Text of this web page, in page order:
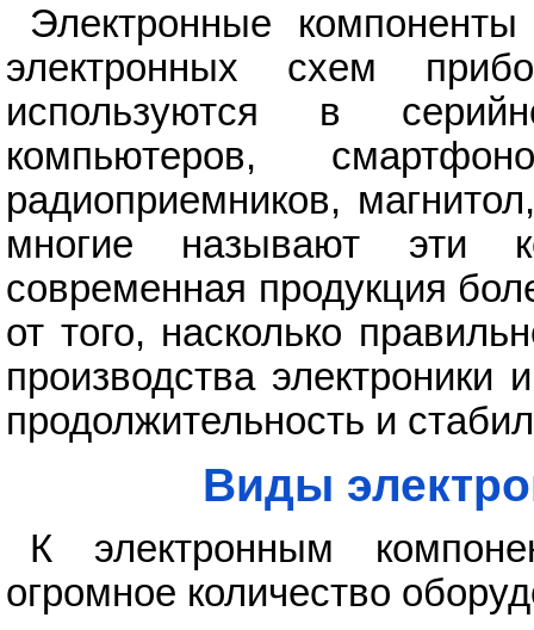
Электронные
электронных схем
используются в
компьютеров,
радиоприемников,
многие называют эти
современная продукция
от того, насколько
производства электроники
продолжительность и
Виды
К электронным
огромное количество